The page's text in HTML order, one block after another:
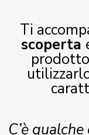
Ti
scoperta
C’è